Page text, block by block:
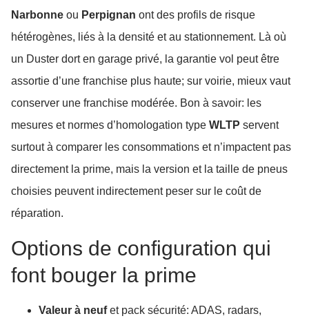
Narbonne ou Perpignan ont des profils de risque
hétérogènes, liés à la densité et au stationnement. Là où
un Duster dort en garage privé, la garantie vol peut être
assortie d’une franchise plus haute; sur voirie, mieux vaut
conserver une franchise modérée. Bon à savoir: les
mesures et normes d’homologation type WLTP servent
surtout à comparer les consommations et n’impactent pas
directement la prime, mais la version et la taille de pneus
choisies peuvent indirectement peser sur le coût de
réparation.
Options de configuration qui
font bouger la prime
Valeur à neufet pack sécurité: ADAS, radars,